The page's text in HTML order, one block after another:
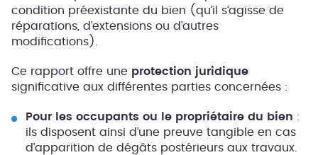
condition préexistante du bien (qu’il s’agisse de
réparations, d’extensions ou d’autres
modifications).
Ce rapport offre une protection juridique
significative aux différentes parties concernées :
Pour les occupants ou le propriétaire du bien :
ils disposent ainsi d’une preuve tangible en cas
d’apparition de dégâts postérieurs aux travaux.